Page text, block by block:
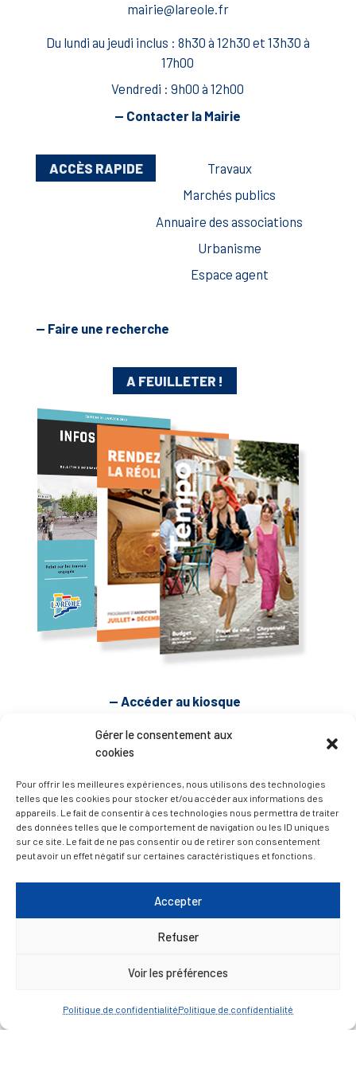
Gérer le consentement aux
cookies
Pour offrir les meilleures expériences, nous utilisons des technologies
telles que les cookies pour stocker et/ou accéder aux informations des
appareils. Le fait de consentir à ces technologies nous permettra de traiter
des données telles que le comportement de navigation ou les ID uniques
sur ce site. Le fait de ne pas consentir ou de retirer son consentement
peut avoir un effet négatif sur certaines caractéristiques et fonctions.
Accepter
Refuser
Voir les préférences
Politique de confidentialitéPolitique de confidentialité
mairie@lareole.fr
Du lundi au jeudi inclus : 8h30 à 12h30 et 13h30 à
17h00
Vendredi : 9h00 à 12h00
— Contacter la Mairie
ACCÈS RAPIDE
Travaux
Marchés publics
Annuaire des associations
Urbanisme
Espace agent
— Faire une recherche
A FEUILLETER !
— Accéder au kiosque
D’ART ET D’HISTOIRE
— Découvrir et visiter